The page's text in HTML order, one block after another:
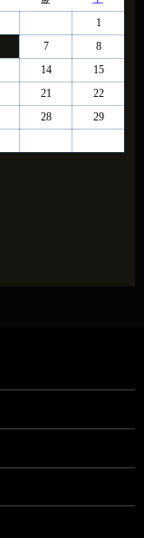
1
7
8
14
15
21
22
28
29